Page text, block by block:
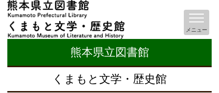
熊本県立図書館
くまもと文学・歴史館
メニュー